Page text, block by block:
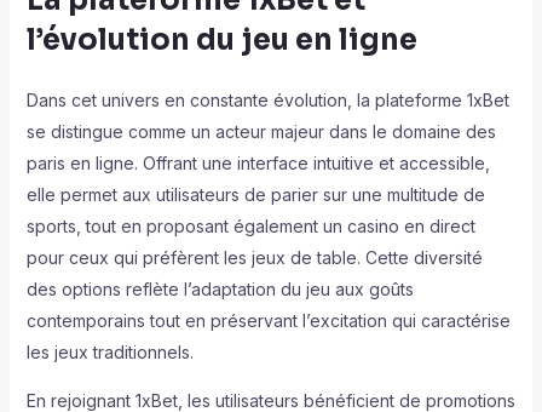
l’évolution du jeu en ligne
Dans cet univers en constante évolution, la plateforme 1xBet
se distingue comme un acteur majeur dans le domaine des
paris en ligne. Offrant une interface intuitive et accessible,
elle permet aux utilisateurs de parier sur une multitude de
sports, tout en proposant également un casino en direct
pour ceux qui préfèrent les jeux de table. Cette diversité
des options reflète l’adaptation du jeu aux goûts
contemporains tout en préservant l’excitation qui caractérise
les jeux traditionnels.
En rejoignant 1xBet, les utilisateurs bénéficient de promotions